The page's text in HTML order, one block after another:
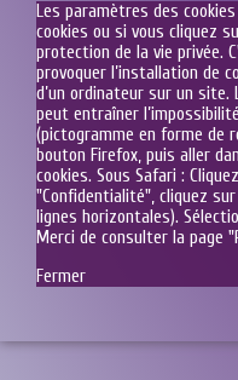
Les paramètres des
cookies ou si vous cliquez
protection de la vie privée.
provoquer l’installation de
d’un ordinateur sur un
peut entraîner
(pictogramme en forme de
bouton Firefox, puis aller
cookies. Sous Safari :
"Confidentialité", cliquez
lignes horizontales).
Merci de consulter la page
Fermer